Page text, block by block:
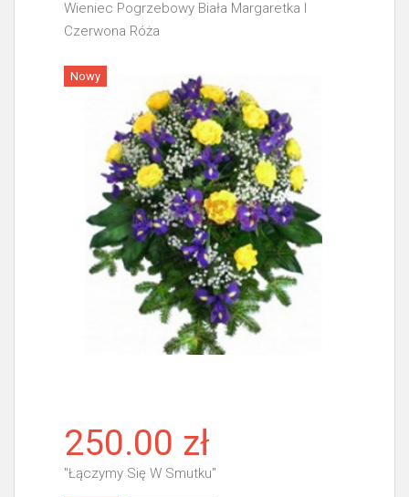
Wieniec Pogrzebowy Biała Margaretka I
Czerwona Róża
Więcej
Nowy
250.00 zł
"Łączymy Się W Smutku"